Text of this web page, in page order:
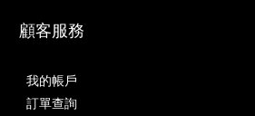
顧客服務
我的帳戶
訂單查詢